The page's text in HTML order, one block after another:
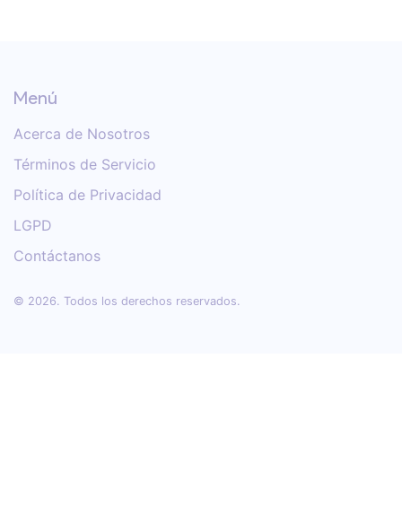
Menú
Acerca de Nosotros
Términos de Servicio
Política de Privacidad
LGPD
Contáctanos
© 2026. Todos los derechos reservados.